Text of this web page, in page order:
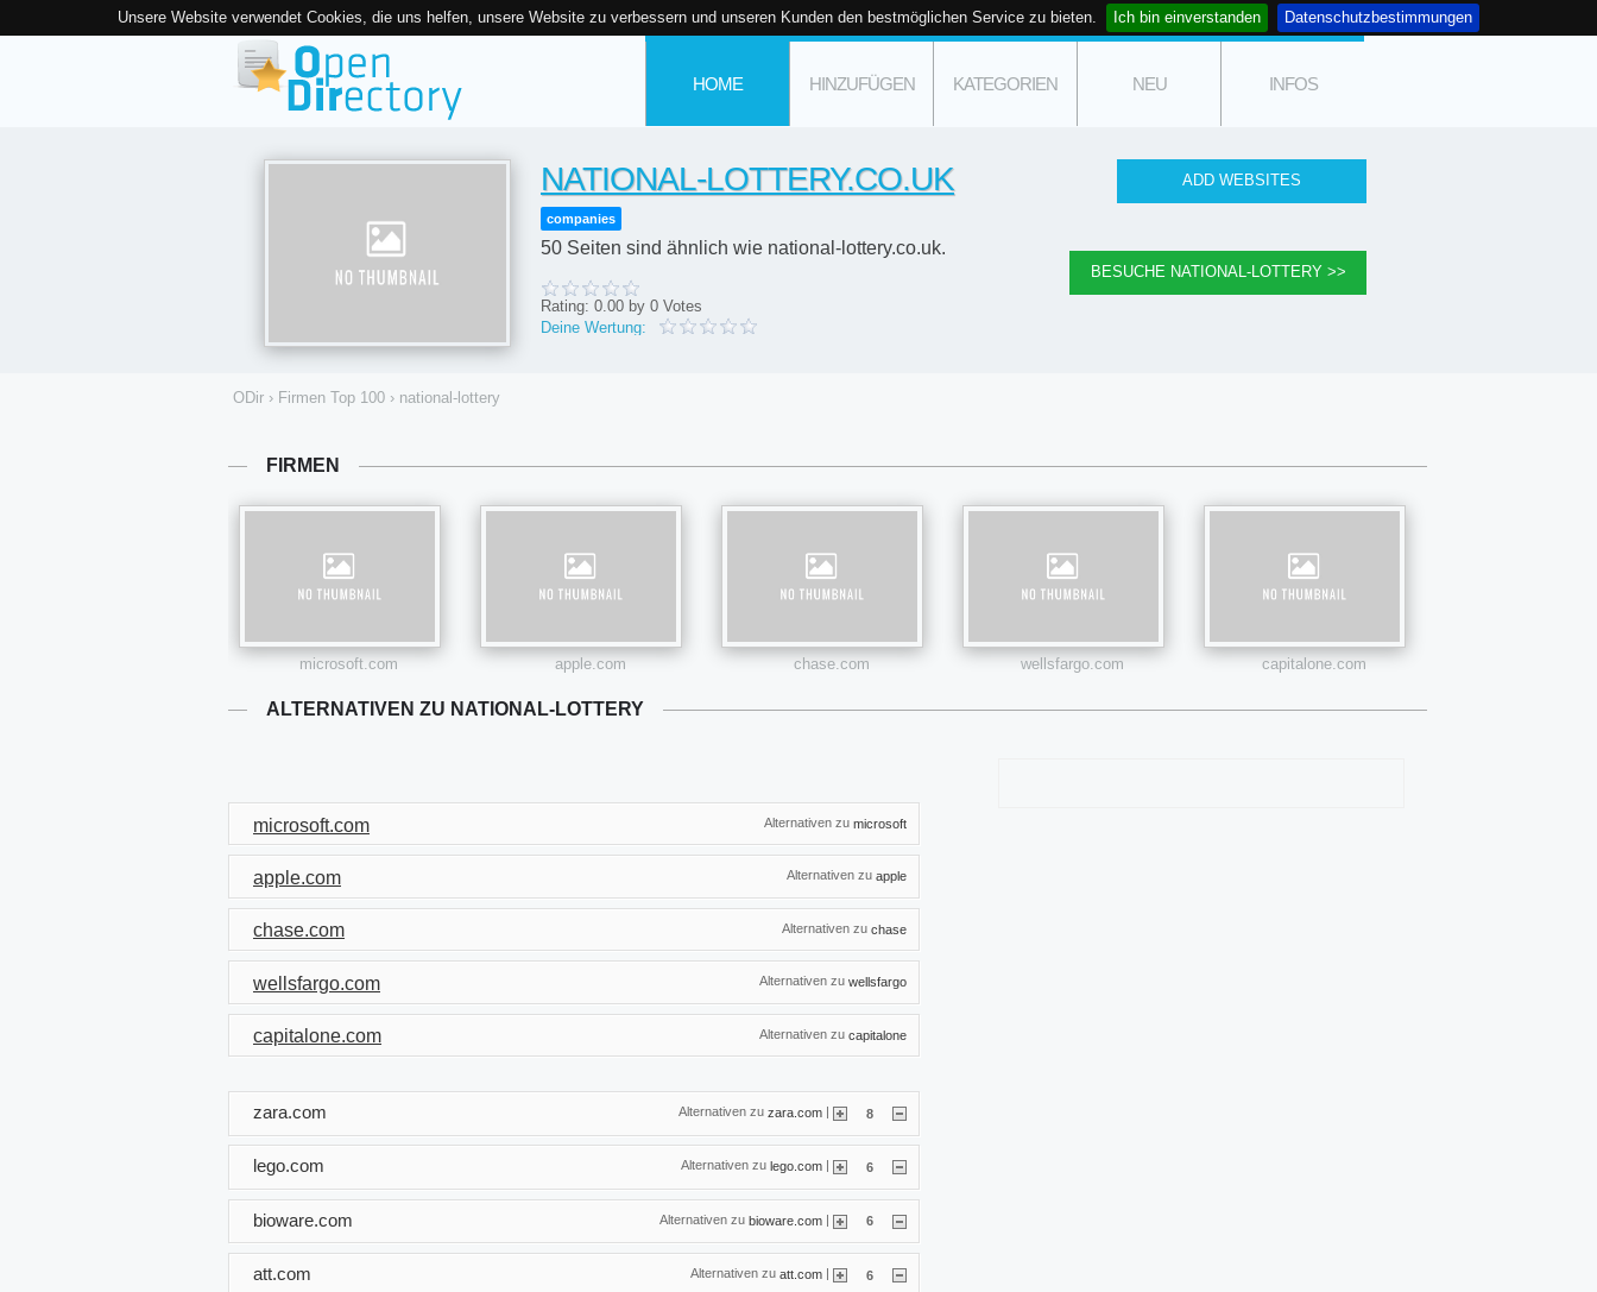
Unsere Website verwendet Cookies, die uns helfen, unsere Website zu verbessern und unseren Kunden den bestmöglichen Service zu bieten. Ich bin einverstanden Datenschutzbestimmungen
HOME HINZUFÜGEN KATEGORIEN NEU INFOS
NATIONAL-LOTTERY.CO.UK
companies
50 Seiten sind ähnlich wie national-lottery.co.uk.
Rating: 0.00 by 0 Votes
Deine Wertung:
ODir › Firmen Top 100 › national-lottery
FIRMEN
microsoft.com apple.com chase.com wellsfargo.com capitalone.com
ALTERNATIVEN ZU NATIONAL-LOTTERY
Alternativen zu microsoft
microsoft.com
Alternativen zu apple
apple.com
Alternativen zu chase
chase.com
Alternativen zu wellsfargo
wellsfargo.com
Alternativen zu capitalone
capitalone.com
Alternativen zu zara.com | 8
zara.com
Alternativen zu lego.com 6
lego.com
Alternativen zu bioware.com | 6
bioware.com
Alternativen zu att.com | 6
att.com